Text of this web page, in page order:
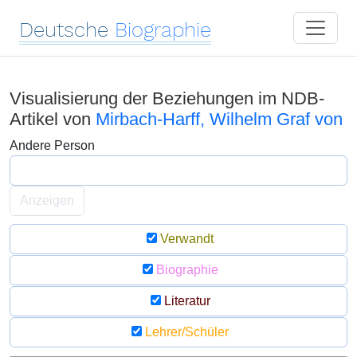
Deutsche Biographie
Visualisierung der Beziehungen im NDB-
Artikel von Mirbach-Harff, Wilhelm Graf von
Andere Person
Anzeigen
Verwandt
Biographie
Literatur
Lehrer/Schüler